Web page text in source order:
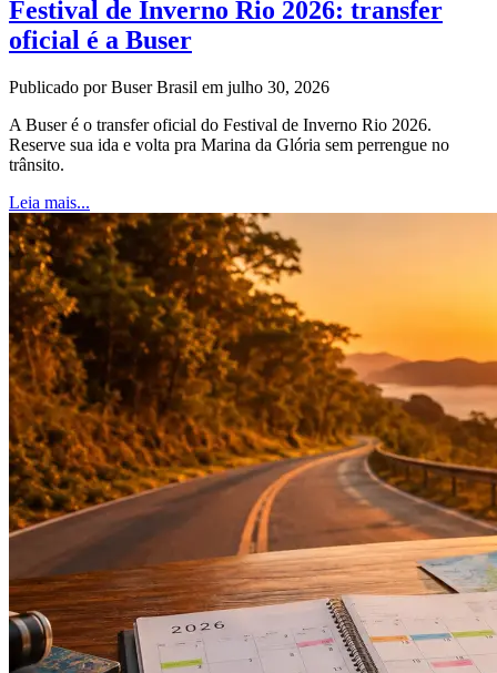
Festival de Inverno Rio 2026: transfer
oficial é a Buser
Publicado por Buser Brasil em julho 30, 2026
A Buser é o transfer oficial do Festival de Inverno Rio 2026.
Reserve sua ida e volta pra Marina da Glória sem perrengue no
trânsito.
Leia mais...